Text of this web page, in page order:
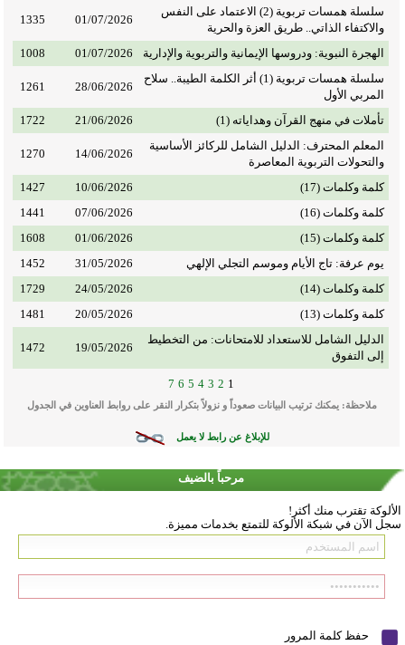
سلسلة همسات تربوية (2) الاعتماد على النفس
والاكتفاء الذاتي.. طريق العزة والحرية
01/07/2026
1335
الهجرة النبوية: ودروسها الإيمانية والتربوية والإدارية 01/07/2026
1008
سلسلة همسات تربوية (1) أثر الكلمة الطيبة.. سلاح
المربي الأول
28/06/2026
1261
تأملات في منهج القرآن وهداياته (1) 21/06/2026
1722
المعلم المحترف: الدليل الشامل للركائز الأساسية
والتحولات التربوية المعاصرة
14/06/2026
1270
كلمة وكلمات (17) 10/06/2026
1427
كلمة وكلمات (16)
07/06/2026
1441
كلمة وكلمات (15)
01/06/2026
1608
يوم عرفة: تاج الأيام وموسم التجلي الإلهي
31/05/2026
1452
كلمة وكلمات (14)
24/05/2026
1729
كلمة وكلمات (13)
20/05/2026
1481
الدليل الشامل للاستعداد للامتحانات: من التخطيط
إلى التفوق
19/05/2026
1472
1
2
3
4
5
6
7
ملاحظة: يمكنك ترتيب البيانات صعوداً و نزولاً بتكرار النقر على روابط العناوين في الجدول
للإبلاغ عن رابط لا يعمل
مرحباً بالضيف
الألوكة تقترب منك أكثر!
سجل الآن في شبكة الألوكة للتمتع بخدمات مميزة.
حفظ كلمة المرور